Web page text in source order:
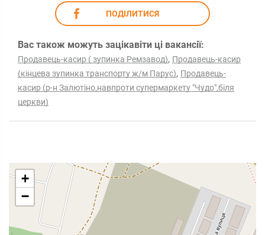
ПОДІЛИТИСЯ
Вас також можуть зацікавіти ці вакансії:
Продавець-касир ( зупинка Ремзавод), Продавець-касир
(кінцева зупинка транспорту ж/м Парус), Продавець-
касир (р-н Залютіно,навпроти супермаркету "Чудо",біля
церкви)
+
−